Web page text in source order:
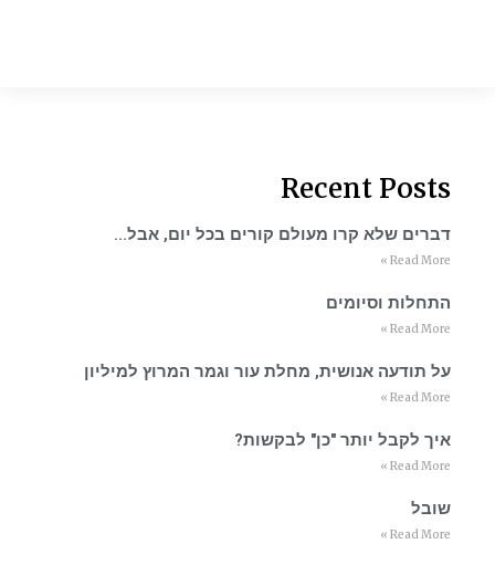
Recent Posts
דברים שלא קרו מעולם קורים בכל יום, אבל…
Read More »
התחלות וסיומים
Read More »
על תודעה אנושית, מחלת עור וגמר המרוץ למיליון
Read More »
איך לקבל יותר "כן" לבקשות?
Read More »
שובל
Read More »